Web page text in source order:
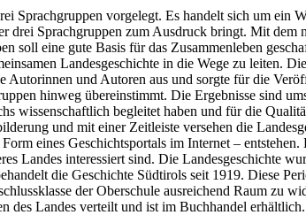
Sprachgruppen vorgelegt. Es handelt sich um ein
Sprachgruppen zum Ausdruck bringt. Mit
soll eine gute Basis für das Zusammenleben
Landesgeschichte in die Wege zu leiten.
Autorinnen und Autoren aus und sorgte für die
hinweg übereinstimmt. Die Ergebnisse sind
wissenschaftlich begleitet haben und für die
und mit einer Zeitleiste versehen die
eines Geschichtsportals im Internet –
Landes interessiert sind. Die Landesgeschichte
die Geschichte Südtirols seit 1919. Diese
der Oberschule ausreichend Raum zu
des Landes verteilt und ist im Buchhandel erhältlich.